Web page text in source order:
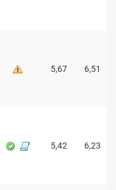
5,67 6,51
5,42 6,23